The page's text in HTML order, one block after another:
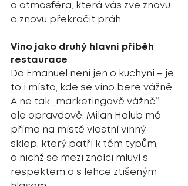
a atmosféra, která vás zve znovu
a znovu překročit práh.
Víno jako druhý hlavní příběh
restaurace
Da Emanuel není jen o kuchyni – je
to i místo, kde se víno bere vážně.
A ne tak „marketingově vážně“,
ale opravdově: Milan Holub má
přímo na místě vlastní vinný
sklep, který patří k těm typům,
o nichž se mezi znalci mluví s
respektem a s lehce ztišeným